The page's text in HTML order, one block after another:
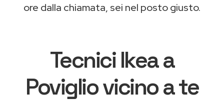
ore dalla chiamata, sei nel posto giusto.
Tecnici Ikea a
Poviglio vicino a te